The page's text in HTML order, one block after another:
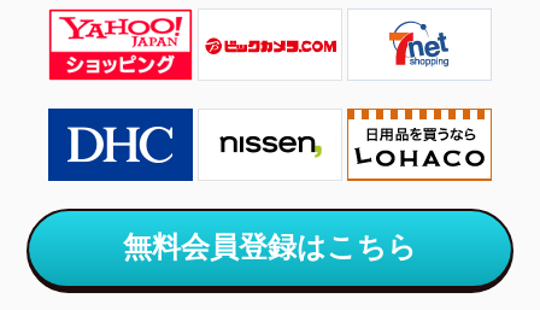
無料会員登録はこちら